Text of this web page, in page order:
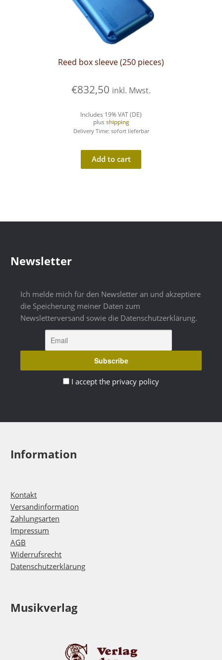
Reed box sleeve (250 pieces)
€832,50 inkl. Mwst.
Includes 19% VAT (DE)
plus shipping
Delivery Time: sofort lieferbar
Add to cart
Newsletter
Ich melde mich für den Newsletter an und akzeptiere
die Speicherung meiner Daten zum
Newsletterversand sowie die Datenschutzerklärung.
I accept the privacy policy
Information
Kontakt
Versandinformation
Zahlungsarten
Impressum
AGB
Widerrufsrecht
Datenschutzerklärung
Musikverlag